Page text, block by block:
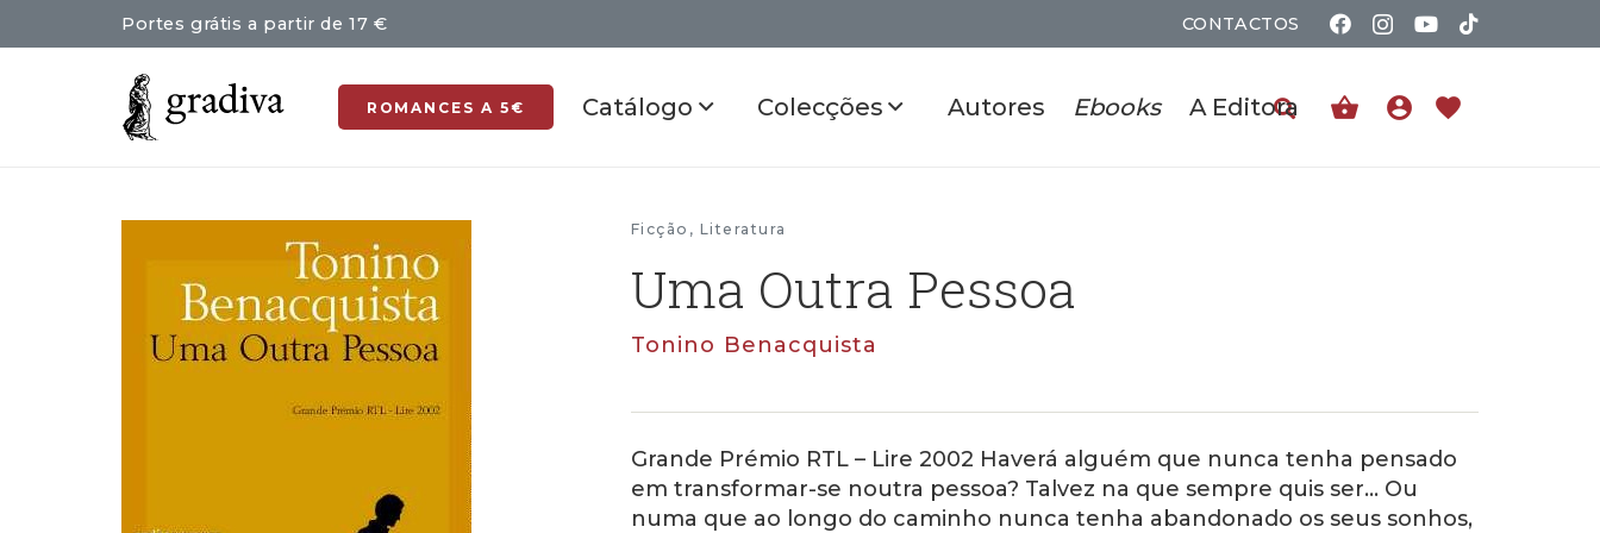
Portes grátis a partir de 17 € CONTACTOS
ROMANCES A 5€ Catálogo Colecções Autores Ebooks A Editora shopping_basket account_circle favorite
Ficção , Literatura
Uma Outra Pessoa
Tonino Benacquista
Grande Prémio RTL – Lire 2002 Haverá alguém que nunca tenha pensado
em transformar-se noutra pessoa? Talvez na que sempre quis ser… Ou
numa que ao longo do caminho nunca tenha abandonado os seus sonhos,